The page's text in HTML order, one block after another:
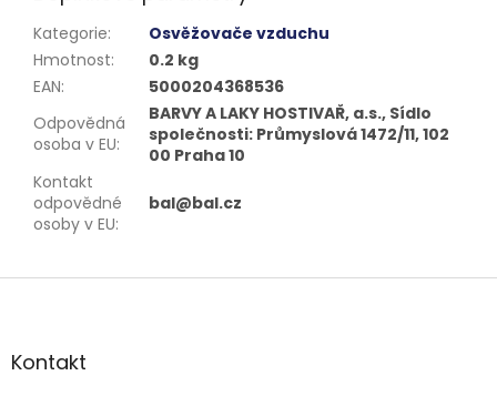
Kategorie:
Osvěžovače vzduchu
Hmotnost:
0.2 kg
EAN:
5000204368536
Odpovědná
osoba v EU:
BARVY A LAKY HOSTIVAŘ, a.s., Sídlo
společnosti: Průmyslová 1472/11, 102
00 Praha 10
Kontakt
odpovědné
osoby v EU:
bal@bal.cz
Z
aKontakt